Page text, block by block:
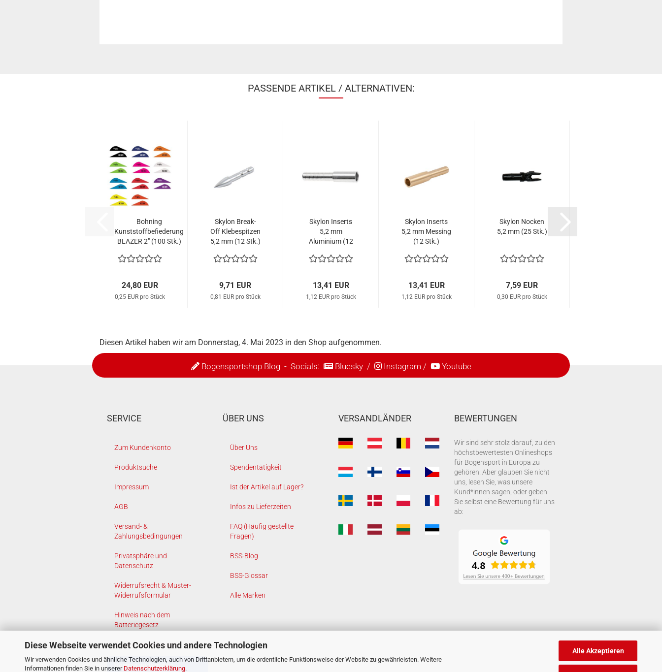
Diese Webseite verwendet Cookies und andere Technologien
Wir verwenden Cookies und ähnliche Technologien, auch von Drittanbietern, um die ordentliche Funktionsweise der Website zu gewährleisten. Weitere
Informationen finden Sie in unserer Datenschutzerklärung.
Alle Akzeptieren
PASSENDE ARTIKEL / ALTERNATIVEN:
Bohning
Kunststoffbefiederung
BLAZER 2" (100 Stk.)
24,80 EUR
0,25 EUR pro Stück
Skylon Break-
Off Klebespitzen
5,2 mm (12 Stk.)
9,71 EUR
0,81 EUR pro Stück
Skylon Inserts
5,2 mm
Aluminium (12
13,41 EUR
1,12 EUR pro Stück
Skylon Inserts
5,2 mm Messing
(12 Stk.)
13,41 EUR
1,12 EUR pro Stück
Skylon Nocken
5,2 mm (25 Stk.)
7,59 EUR
0,30 EUR pro Stück
Diesen Artikel haben wir am Donnerstag, 4. Mai 2023 in den Shop aufgenommen.
Bogensportshop Blog- Socials: Bluesky/ Instagram / Youtube
SERVICE
Zum Kundenkonto
Produktsuche
Impressum
AGB
Versand- &
Zahlungsbedingungen
Privatsphäre und
Datenschutz
Widerrufsrecht & Muster-
Widerrufsformular
Hinweis nach dem
Batteriegesetz
Cookie Einstellungen
Vertrag widerrufen
ÜBER UNS
Über Uns
Spendentätigkeit
Ist der Artikel auf Lager?
Infos zu Lieferzeiten
FAQ (Häufig gestellte
Fragen)
BSS-Blog
BSS-Glossar
Alle Marken
VERSANDLÄNDER BEWERTUNGEN
Wir sind sehr stolz darauf, zu den
höchstbewertesten Onlineshops
für Bogensport in Europa zu
gehören. Aber glauben Sie nicht
uns, lesen Sie, was unsere
Kund*innen sagen, oder geben
Sie selbst eine Bewertung für uns
ab: